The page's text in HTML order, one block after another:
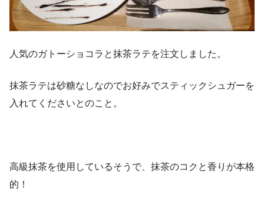
人気のガトーショコラと抹茶ラテを注文しました。
抹茶ラテは砂糖なしなのでお好みでスティックシュガーを
入れてくださいとのこと。
高級抹茶を使用しているそうで、抹茶のコクと香りが本格
的！